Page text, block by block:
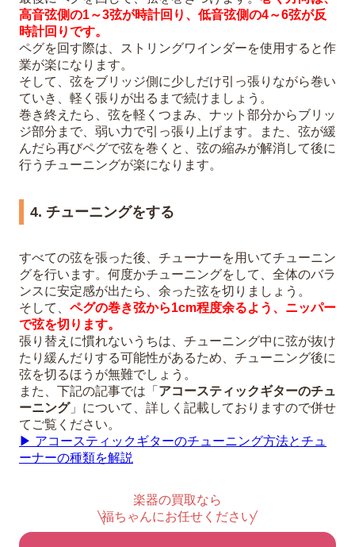
高音弦側の1～3弦が時計回り、低音弦側の4～6弦が反
時計回りです。
ペグを回す際は、ストリングワインダーを使用すると作
業が楽になります。
そして、弦をブリッジ側に少しだけ引っ張りながら巻い
ていき、軽く張りが出るまで続けましょう。
巻き終えたら、弦を軽くつまみ、ナット部分からブリッ
ジ部分まで、弱い力で引っ張り上げます。また、弦が緩
んだら再びペグで弦を巻くと、弦の縮みが解消して後に
行うチューニングが楽になります。
4. チューニングをする
すべての弦を張った後、チューナーを用いてチューニン
グを行います。何度かチューニングをして、全体のバラ
ンスに安定感が出たら、余った弦を切りましょう。
そして、 ペグの巻き弦から1cm程度余るよう、ニッパー
で弦を切ります。
張り替えに慣れないうちは、チューニング中に弦が抜け
たり緩んだりする可能性があるため、チューニング後に
弦を切るほうが無難でしょう。
また、下記の記事では「 アコースティックギターのチュ
ーニング」について、詳しく記載しておりますので併せ
てご覧ください。
▶︎ アコースティックギターのチューニング方法とチュ
ーナーの種類を解説
楽器の買取なら
福ちゃんにお任せください